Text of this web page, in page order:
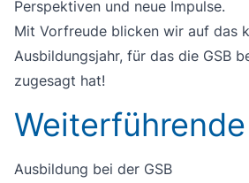
Perspektiven und neue Impulse.
Mit Vorfreude blicken wir auf das
Ausbildungsjahr, für das die GSB
zugesagt hat!
Ausbildung bei der GSB